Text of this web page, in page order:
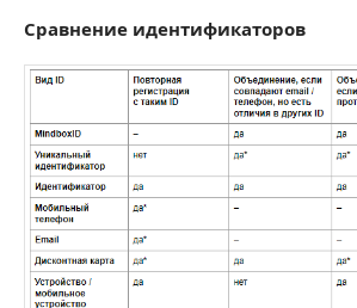
Сравнение идентификаторов